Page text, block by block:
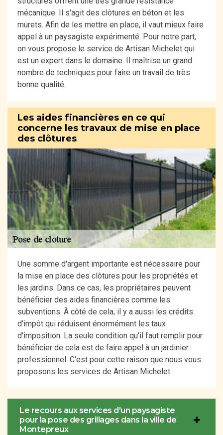
mécanique. Il s'agit des clôtures en béton et les
murets. Afin de les mettre en place, il vaut mieux faire
appel à un paysagiste expérimenté. Pour notre part,
on vous propose le service de Artisan Michelet qui
est un expert dans le domaine. Il maîtrise un grand
nombre de techniques pour faire un travail de très
bonne qualité.
Les aides financières en ce qui
concerne les travaux de mise en place
des clôtures
Une somme d'argent importante est nécessaire pour
la mise en place des clôtures pour les propriétés et
les jardins. Dans ce cas, les propriétaires peuvent
bénéficier des aides financières comme les
subventions. À côté de cela, il y a aussi les crédits
d'impôt qui réduisent énormément les taux
d'imposition. La seule condition qu'il faut remplir pour
bénéficier de cela est de faire appel à un jardinier
professionnel. C'est pour cette raison que nous vous
proposons les services de Artisan Michelet.
Le recours aux services d'un paysagiste
pour la pose des grillages dans la ville de
Montepreux